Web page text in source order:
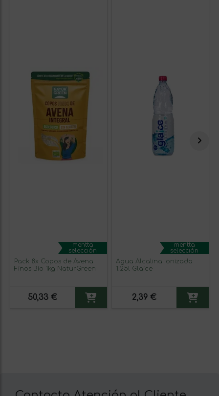
mentta
selección
Pack 8x Copos de Avena
Finos Bio 1kg NaturGreen
50,33 €
mentta
selección
Agua Alcalina Ionizada
1.25l Glaice
2,39 €